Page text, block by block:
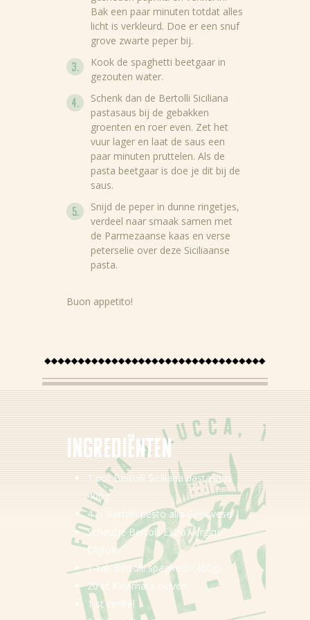
Bak een paar minuten totdat alles
licht is verkleurd. Doe er een snuf
grove zwarte peper bij.
Kook de spaghetti beetgaar in
gezouten water.
Schenk dan de Bertolli Siciliana
pastasaus bij de gebakken
groenten en roer even. Zet het
vuur lager en laat de saus een
paar minuten pruttelen. Als de
pasta beetgaar is doe je dit bij de
saus.
Snijd de peper in dunne ringetjes,
verdeel naar smaak samen met
de Parmezaanse kaas en verse
peterselie over deze Siciliaanse
pasta.
Buon appetito!
Ingrediënten
1 potBertolli Siciliana pastasaus
400g
4 el Bertolli pesto alla Genovese
Scheutje Bertolli Extra Vergine
Olijfolie
1 zak Bertolli spaghetti (400g)
20 st Kalamata olijven
1 st venkel
Recepten
Producten
Over Bertolli
Tips & Tricks
Waar te koop
Home
EN